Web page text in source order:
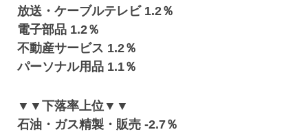
放送・ケーブルテレビ 1.2％
電子部品 1.2％
不動産サービス 1.2％
パーソナル用品 1.1％
▼▼下落率上位▼▼
石油・ガス精製・販売 -2.7％